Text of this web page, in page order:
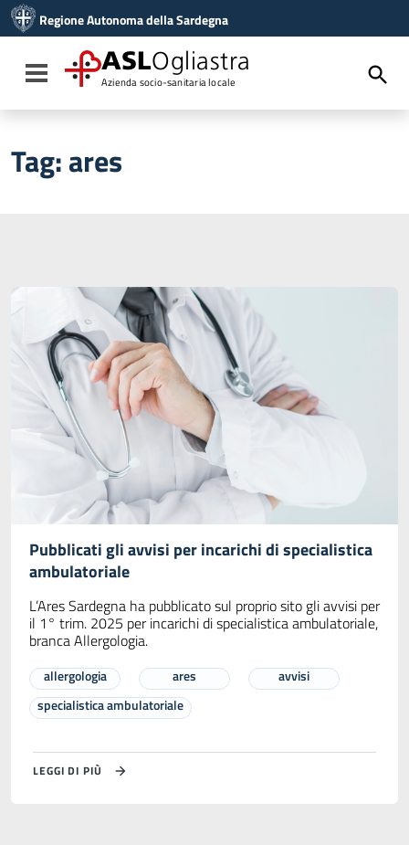
Vai al menu di navigazione
Vai al footer
Regione Autonoma della Sardegna
Toggle navigation
ASLOgliastra
Azienda socio-sanitaria locale
Tag:ares
Pubblicati gli avvisi per incarichi di specialistica
ambulatoriale
L’Ares Sardegna ha pubblicato sul proprio sito gli avvisi per
il 1° trim. 2025 per incarichi di specialistica ambulatoriale,
branca Allergologia.
allergologia ares
avvisi
specialistica ambulatoriale
LEGGI DI PIÙ